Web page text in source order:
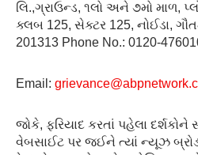
લિ.,ગ્રાઉન્ડ, ૧લો અને ૭મો માળ,
ક્લબ 125, સેક્ટર 125, નોઈડા,
201313 Phone No.: 0120-
Email:
જોકે, ફરિયાદ કરતાં પહેલા
વેબસાઈટ પર જઈને ત્યાં ન્યૂઝ